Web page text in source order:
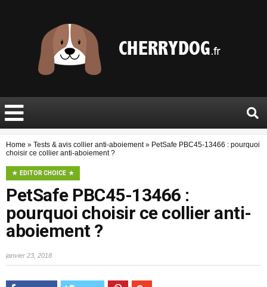
Home » Tests & avis collier anti-aboiement» PetSafe PBC45-13466 : pourquoi
choisir ce collier anti-aboiement ?
EDITOR CHOICE
PetSafe PBC45-13466 :
pourquoi choisir ce collier anti-
aboiement ?
janvier 23, 2018